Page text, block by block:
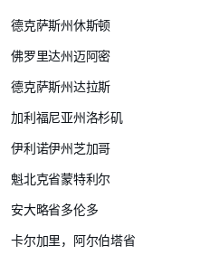
德克萨斯州休斯顿
佛罗里达州迈阿密
德克萨斯州达拉斯
加利福尼亚州洛杉矶
伊利诺伊州芝加哥
魁北克省蒙特利尔
安大略省多伦多
卡尔加里，阿尔伯塔省